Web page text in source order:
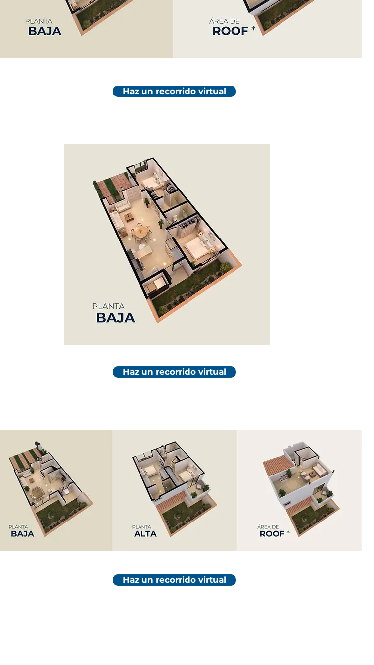
Haz un recorrido virtual
Haz un recorrido virtual
Haz un recorrido virtual